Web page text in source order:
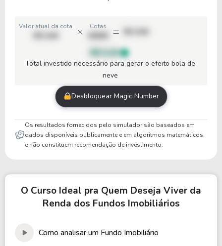
Valor atual da cota Cotas
R$ 0,00
Total investido necessário para gerar o efeito bola de
neve
Desbloquear Magic Number
Os resultados fornecidos pelo simulador são baseados em
dados disponíveis publicamente e em algoritmos matemáticos,
e não constituem recomendação de investimento.
O Curso Ideal pra Quem Deseja Viver da
Renda dos Fundos Imobiliários
Como analisar um Fundo Imobiliário